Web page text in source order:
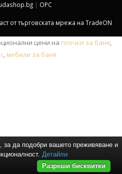
| OPC
от търговската мрежа на TradeON
цени на плочки за баня,
, мебели за баня
за да подобри вашето преживяване и
Детайли
Разреши бисквитки